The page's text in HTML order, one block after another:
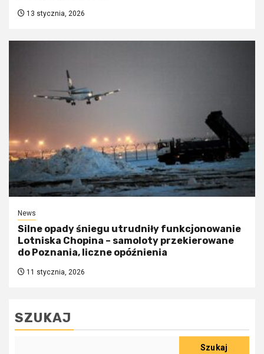
13 stycznia, 2026
News
Silne opady śniegu utrudniły funkcjonowanie
Lotniska Chopina – samoloty przekierowane
do Poznania, liczne opóźnienia
11 stycznia, 2026
SZUKAJ
Szukaj